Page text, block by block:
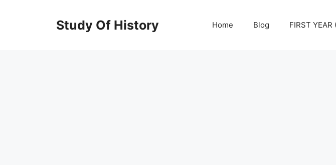
Study Of History Home Blog FIRST YEAR